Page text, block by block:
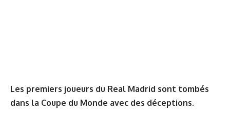
Les premiers joueurs du Real Madrid sont tombés
dans la Coupe du Monde avec des déceptions.